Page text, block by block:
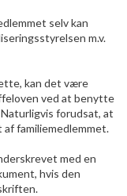
selv kan
m.v.
kan det være
ved at benytte
forudsat, at
familiemedlemmet.
med en
hvis den